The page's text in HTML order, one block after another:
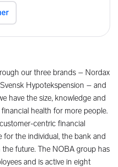
our three brands – Nordax
Hypotekspension – and
have the size, knowledge and
health for more people.
centric financial
for the individual, the bank and
future. The NOBA group has
and is active in eight